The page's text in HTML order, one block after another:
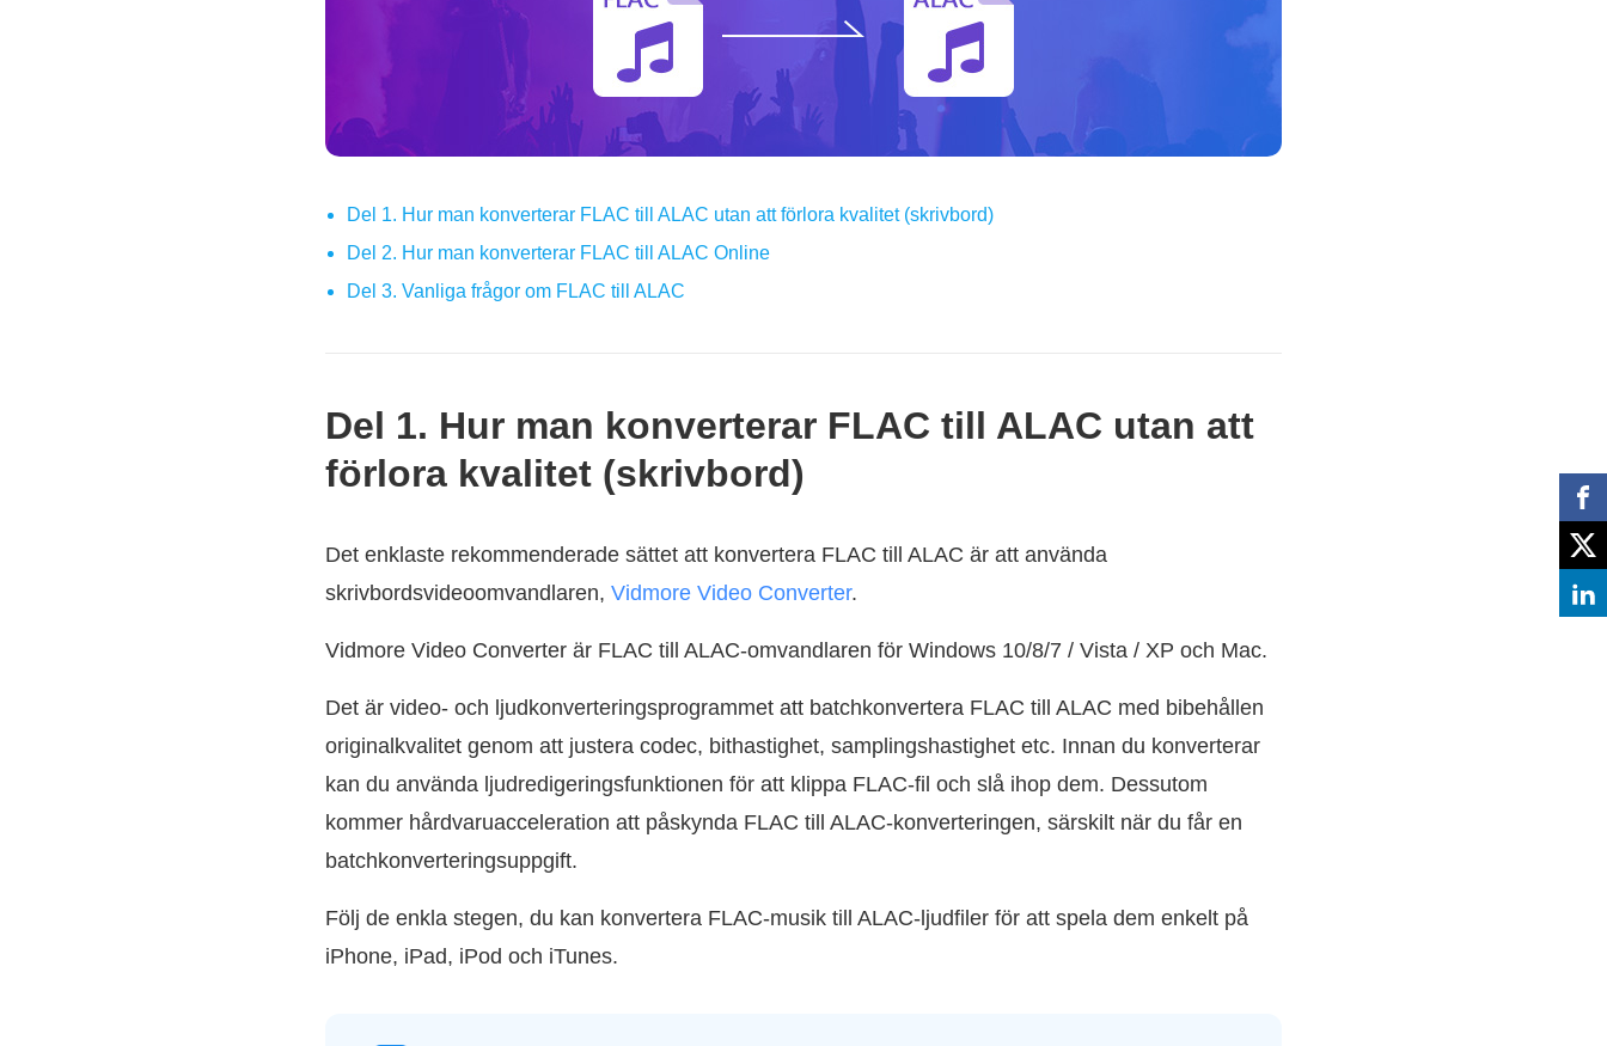
Del 1. Hur man konverterar FLAC till ALAC utan att förlora kvalitet (skrivbord)
Del 2. Hur man konverterar FLAC till ALAC Online
Del 3. Vanliga frågor om FLAC till ALAC
Del 1. Hur man konverterar FLAC till ALAC utan att
förlora kvalitet (skrivbord)
Det enklaste rekommenderade sättet att konvertera FLAC till ALAC är att använda
skrivbordsvideoomvandlaren, Vidmore Video Converter.
Vidmore Video Converter är FLAC till ALAC-omvandlaren för Windows 10/8/7 / Vista / XP och Mac.
Det är video- och ljudkonverteringsprogrammet att batchkonvertera FLAC till ALAC med bibehållen
originalkvalitet genom att justera codec, bithastighet, samplingshastighet etc. Innan du konverterar
kan du använda ljudredigeringsfunktionen för att klippa FLAC-fil och slå ihop dem. Dessutom
kommer hårdvaruacceleration att påskynda FLAC till ALAC-konverteringen, särskilt när du får en
batchkonverteringsuppgift.
Följ de enkla stegen, du kan konvertera FLAC-musik till ALAC-ljudfiler för att spela dem enkelt på
iPhone, iPad, iPod och iTunes.